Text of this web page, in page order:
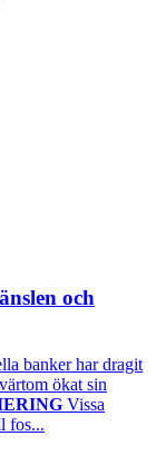
och
banker har dragit
ökat sin
Vissa
fos...